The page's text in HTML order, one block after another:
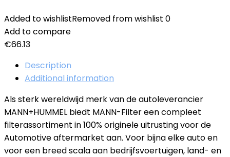
Added to wishlistRemoved from wishlist 0
Add to compare
€66.13
Description
Additional information
Als sterk wereldwijd merk van de autoleverancier
MANN+HUMMEL biedt MANN-Filter een compleet
filterassortiment in 100% originele uitrusting voor de
Automotive aftermarket aan. Voor bijna elke auto en
voor een breed scala aan bedrijfsvoertuigen, land- en